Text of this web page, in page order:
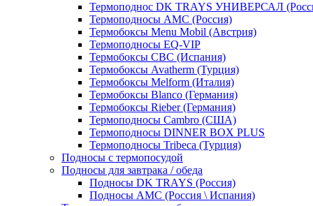
Термоподнос DK TRAYS УНИВЕРСАЛ
Термоподносы AMC (Россия)
Термобоксы Menu Mobil (Австрия)
Термоподносы EQ-VIP
Термобоксы CBC (Испания)
Термобоксы Avatherm (Турция)
Термобоксы Melform (Италия)
Термобоксы Blanco (Германия)
Термобоксы Rieber (Германия)
Термоподносы Cambro (США)
Термоподносы DINNER BOX PLUS
Термоподносы Tribeca (Турция)
Подносы с термопосудой
Подносы для завтрака / обеда
Подносы DK TRAYS (Россия)
Подносы AMC (Россия \ Испания)